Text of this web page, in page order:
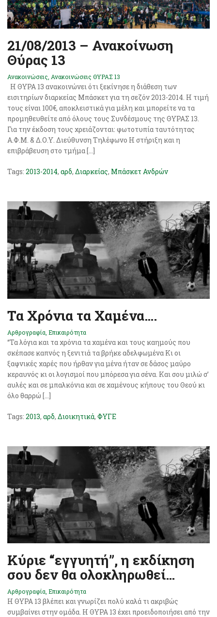
21/08/2013 – Ανακοίνωση
Θύρας 13
Ανακοινώσεις, Ανακοινώσεις ΘΥΡΑΣ 13
Η ΘΥΡΑ 13 ανακοινώνει ότι ξεκίνησε η διάθεση των
εισιτηρίων διαρκείας Μπάσκετ για τη σεζόν 2013-2014. Η τιμή
τους είναι 100€, αποκλειστικά για μέλη και μπορείτε να τα
προμηθευθείτε από όλους τους Συνδέσμους της ΘΥΡΑΣ 13.
Για την έκδοση τους χρειάζονται: φωτοτυπία ταυτότητας
Α.Φ.Μ. & Δ.Ο.Υ. Διεύθυνση Τηλέφωνο Η στήριξη και η
επιβράβευση στο τμήμα […]
Tags: 2013-2014, αρδ, Διαρκείας, Μπάσκετ Ανδρών
Τα Χρόνια τα Χαμένα….
Αρθρογραφία Επικαιρότητα
“Τα λόγια και τα χρόνια τα χαμένα και τους καημούς που
σκέπασε καπνός η ξενιτιά τα βρήκε αδελφωμένα Κι οι
ξαφνικές χαρές που ήρθαν για μένα ήταν σε δάσος μαύρο
κεραυνός κι οι λογισμοί που μπόρεσα για σένα. Και σου μιλώ σ’
αυλές και σε μπαλκόνια και σε χαμένους κήπους του Θεού κι
όλο θαρρώ […]
Tags: 2013, αρδ, Διοικητικά, ΦΥΓΕ
Κύριε “εγγυητή”, η εκδίκηση
σου δεν θα ολοκληρωθεί…
Αρθρογραφία Επικαιρότητα
Η ΘΥΡΑ 13 βλέπει και γνωρίζει πολύ καλά τι ακριβώς
συμβαίνει στην ομάδα. Η ΘΥΡΑ 13 έχει προειδοποιήσει από την